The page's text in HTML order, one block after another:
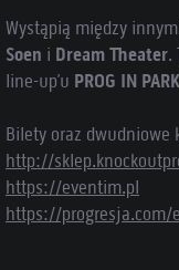
Wystąpią między
Soen i Dream Theater.
line-up’u PROG IN
Bilety oraz dwudniowe
http://
https://eventim.pl
https://progresja.com/